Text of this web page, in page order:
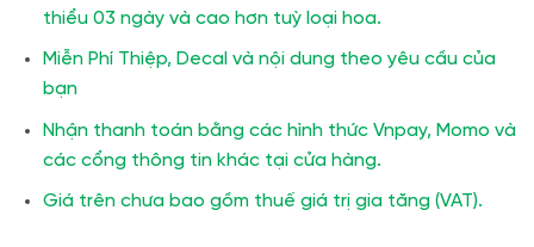
thiểu 03 ngày và cao hơn tuỳ loại hoa.
Miễn Phí Thiệp, Decal và nội dung theo yêu cầu của
bạn
Nhận thanh toán bằng các hình thức Vnpay, Momo và
các cổng thông tin khác tại cửa hàng.
Giá trên chưa bao gồm thuế giá trị gia tăng (VAT).